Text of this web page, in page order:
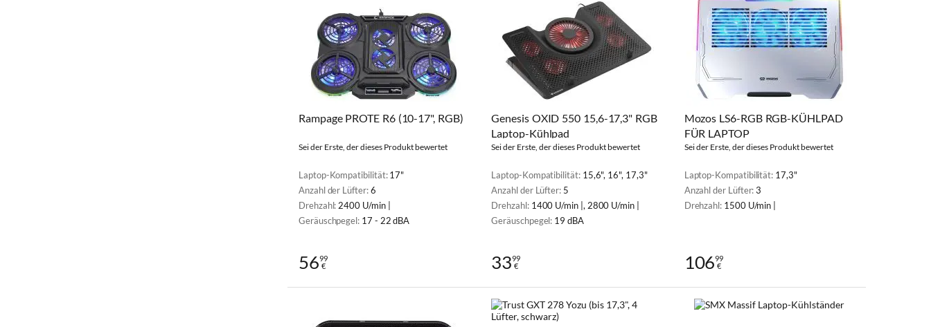
Rampage PROTE R6 (10-17", RGB)
Sei der Erste, der dieses Produkt bewertet
Laptop-Kompatibilität:17"
Anzahl der Lüfter:6
Drehzahl: 2400 U/min |
Geräuschpegel: 17 - 22 dBA
5699
€
Genesis OXID 550 15,6-17,3" RGB
Laptop-Kühlpad
Sei der Erste, der dieses Produkt bewertet
Laptop-Kompatibilität: 15,6", 16", 17,3"
Anzahl der Lüfter: 5
Drehzahl: 1400 U/min |, 2800 U/min |
Geräuschpegel: 19 dBA
3399
€
Mozos LS6-RGB RGB-KÜHLPAD
FÜR LAPTOP
Sei der Erste, der dieses Produkt bewertet
Laptop-Kompatibilität: 17,3"
Anzahl der Lüfter:3
Drehzahl: 1500 U/min |
10699
€